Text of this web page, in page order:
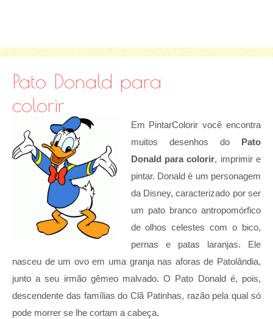
Pato Donald para
colorir
Em PintarColorir você encontra
muitos desenhos do Pato
Donald para colorir, imprimir e
pintar. Donald é um personagem
da Disney, caracterizado por ser
um pato branco antropomórfico
de olhos celestes com o bico,
pernas e patas laranjas. Ele
nasceu de um ovo em uma granja nas aforas de Patolândia,
junto a seu irmão gêmeo malvado. O Pato Donald é, pois,
descendente das famílias do Clã Patinhas, razão pela qual só
pode morrer se lhe cortam a cabeça.